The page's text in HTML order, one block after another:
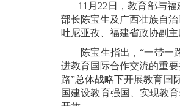
11月22日，教育部与
部长陈宝生及广西壮族自
吐尼亚孜、福建省政协副
陈宝生指出，“一带一路
进教育国际合作交流的重
路”总体战略下开展教育国
国建设教育强国、实现教